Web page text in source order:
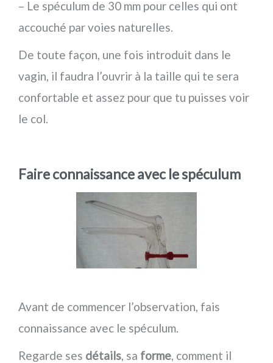
– Le spéculum de 30 mm pour celles qui ont
accouché par voies naturelles.
De toute façon, une fois introduit dans le
vagin, il faudra l’ouvrir à la taille qui te sera
confortable et assez pour que tu puisses voir
le col.
Faire connaissance avec le spéculum
Avant de commencer l’observation, fais
connaissance avec le spéculum.
Regarde ses détails, sa forme, comment il